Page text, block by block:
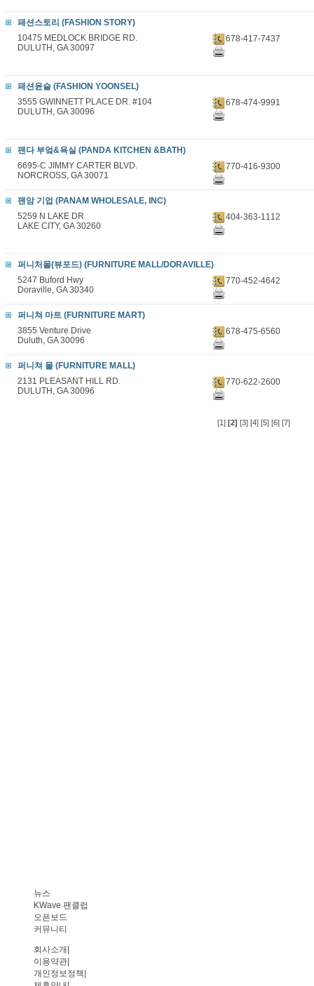
패션스토리 (FASHION STORY)
10475 MEDLOCK BRIDGE RD.
DULUTH, GA 30097
678-417-7437
패션윤슬 (FASHION YOONSEL)
3555 GWINNETT PLACE DR. #104
DULUTH, GA 30096
678-474-9991
팬다 부엌&욕실 (PANDA KITCHEN &BATH)
6695-C JIMMY CARTER BLVD.
NORCROSS, GA 30071
770-416-9300
팬암 기업 (PANAM WHOLESALE, INC)
5259 N LAKE DR
LAKE CITY, GA 30260
404-363-1112
퍼니처몰(뷰포드) (FURNITURE MALL/DORAVILLE)
5247 Buford Hwy
Doraville, GA 30340
770-452-4642
퍼니쳐 마트 (FURNITURE MART)
3855 Venture Drive
Duluth, GA 30096
678-475-6560
퍼니쳐 몰 (FURNITURE MALL)
2131 PLEASANT HILL RD.
DULUTH, GA 30096
770-622-2600
[1] [2] [3] [4] [5] [6] [7]
뉴스
KWave 팬클럽
오픈보드
커뮤니티
회사소개
이용약관
개인정보정책